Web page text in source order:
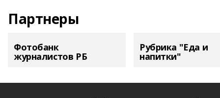
Партнеры
Фотобанк
журналистов РБ
Рубрика "Еда и
напитки"